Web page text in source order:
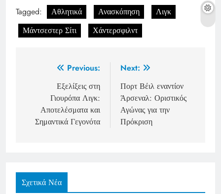
Tagged: Αθλητικά Ανασκόπηση
Λιγκ
Μάντσεστερ Σίτι
Χάντερσφιλντ
navigation
Previous:
Εξελίξεις στη
Γιουρόπα Λιγκ:
Αποτελέσματα και
Σημαντικά Γεγονότα
Next:
Πορτ Βέιλ εναντίον
Άρσεναλ: Οριστικός
Αγώνας για την
Πρόκριση
Σχετικά Νέα